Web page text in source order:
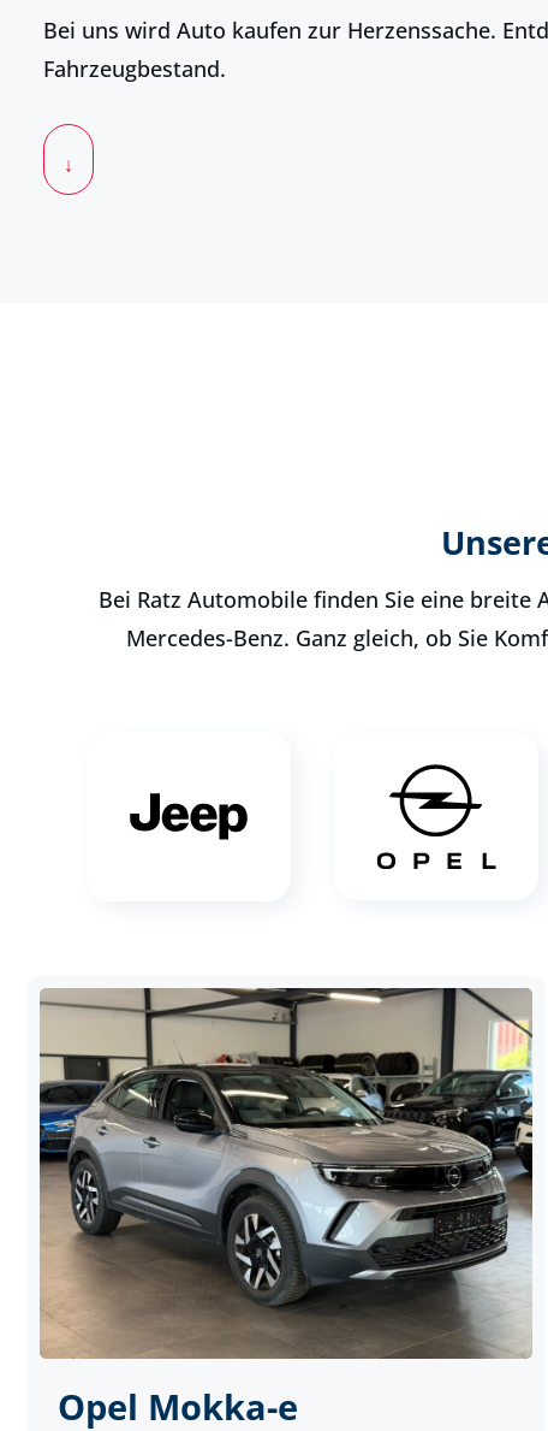
Bei uns wird Auto kaufen zur Herzenssache.
Fahrzeugbestand.
↓
Bei Ratz Automobile finden Sie eine breite
Mercedes-Benz. Ganz gleich, ob Sie
Opel Mokka-e